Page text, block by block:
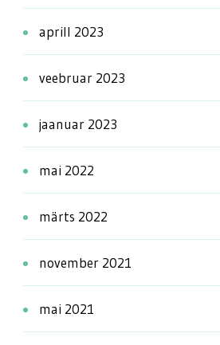
aprill 2023
veebruar 2023
jaanuar 2023
mai 2022
märts 2022
november 2021
mai 2021